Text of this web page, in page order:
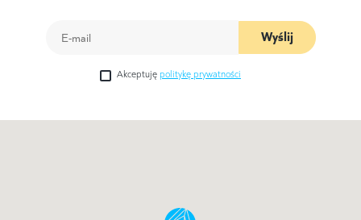
Wyślij
Akceptuję politykę prywatności